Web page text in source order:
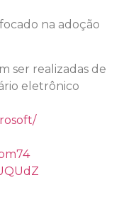
na adoção
ser realizadas de
eletrônico